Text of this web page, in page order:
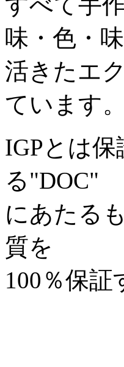
味・色・
活きたエ
ています。
IGPとは
る"DOC"
にあたる
質を
100％保